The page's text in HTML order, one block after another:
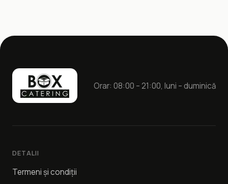
Orar: 08:00 – 21:00, luni – duminică
DETALII
Termeni și condiții